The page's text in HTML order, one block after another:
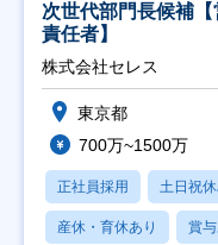
次世代部門長候補
責任者】
株式会社セレス
東京都
700万~1500万
正社員採用 土日祝
産休・育休あり 賞与